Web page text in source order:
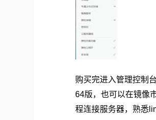
购买完进入管理控制台
64版，也可以在镜像
程连接服务器，熟悉